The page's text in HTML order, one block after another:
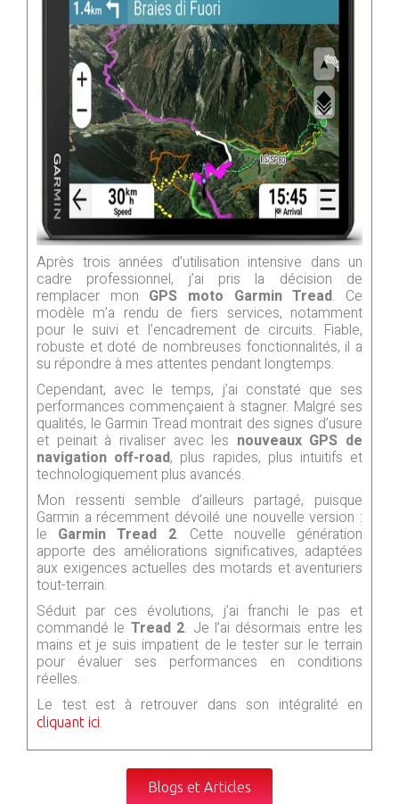
Après trois années d’utilisation intensive dans un
cadre professionnel, j’ai pris la décision de
remplacer mon GPS moto Garmin Tread. Ce
modèle m’a rendu de fiers services, notamment
pour le suivi et l’encadrement de circuits. Fiable,
robuste et doté de nombreuses fonctionnalités, il a
su répondre à mes attentes pendant longtemps.
Cependant, avec le temps, j’ai constaté que ses
performances commençaient à stagner. Malgré ses
qualités, le Garmin Tread montrait des signes d’usure
et peinait à rivaliser avec les nouveaux GPS de
navigation off-road, plus rapides, plus intuitifs et
technologiquement plus avancés.
Mon ressenti semble d’ailleurs partagé, puisque
Garmin a récemment dévoilé une nouvelle version :
le Garmin Tread 2. Cette nouvelle génération
apporte des améliorations significatives, adaptées
aux exigences actuelles des motards et aventuriers
tout-terrain.
Séduit par ces évolutions, j’ai franchi le pas et
commandé le Tread 2. Je l’ai désormais entre les
mains et je suis impatient de le tester sur le terrain
pour évaluer ses performances en conditions
réelles.
Le test est à retrouver dans son intégralité en
cliquant ici.
Blogs et Articles